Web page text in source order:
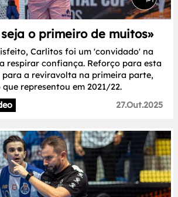
o primeiro de muitos»
Carlitos foi um 'convidado' na
respirar confiança. Reforço para esta
a reviravolta na primeira parte,
representou em 2021/22.
27.Out.2025